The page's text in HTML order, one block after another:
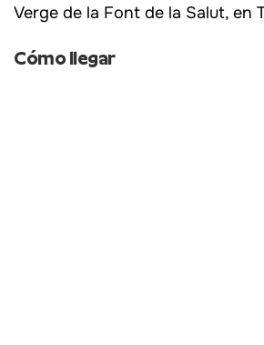
Verge de la Font de la Salut, en
Cómo llegar